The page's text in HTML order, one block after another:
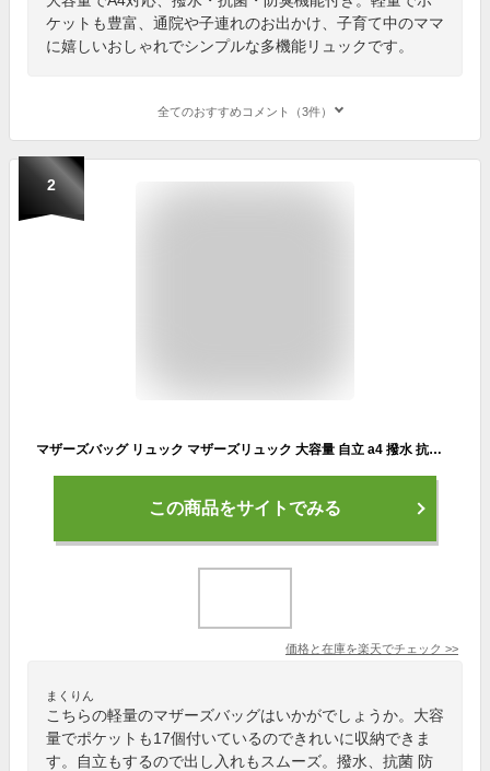
ケットも豊富、通院や子連れのお出かけ、子育て中のママ
に嬉しいおしゃれでシンプルな多機能リュックです。
全てのおすすめコメント（3件）
2
マザーズバッグ リュック マザーズリュック 大容量 自立 a4 撥水 抗菌 防臭 17ポケット 軽量 通院 子連れ 子育て レディース ママ 家族 おしゃれ シンプル リュックサック ママカル プレゼント ギフト
この商品をサイトでみる
価格と在庫を楽天でチェック >>
まくりん
こちらの軽量のマザーズバッグはいかがでしょうか。大容
量でポケットも17個付いているのできれいに収納できま
す。自立もするので出し入れもスムーズ。撥水、抗菌 防